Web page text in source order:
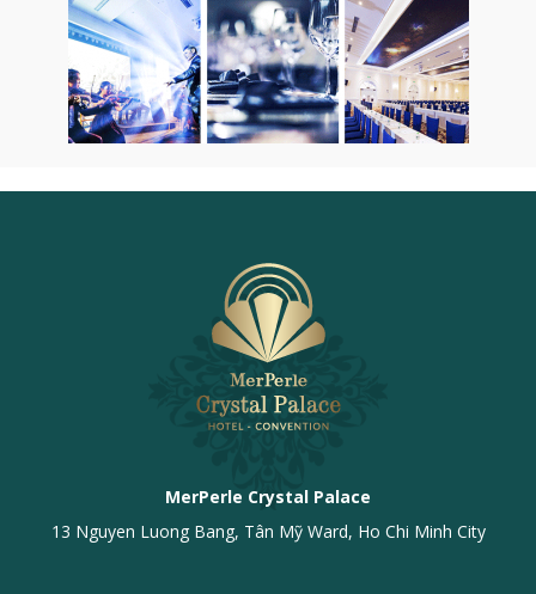
MerPerle Crystal Palace
13 Nguyen Luong Bang, Tân Mỹ Ward, Ho Chi Minh City